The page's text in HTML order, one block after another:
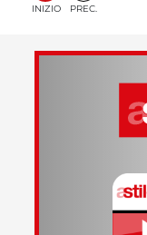
INIZIO PREC.